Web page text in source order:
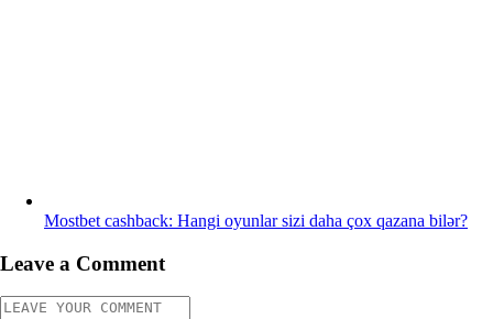
Mostbet cashback: Hangi oyunlar sizi daha çox qazana bilər?
Leave a Comment